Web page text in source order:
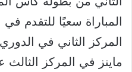
المباراة سعيًا للتقدم
المركز الثاني في
ماينز في المركز